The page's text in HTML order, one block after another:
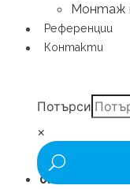
Монтаж
Референции
Контакти
Потърси
×
0.00